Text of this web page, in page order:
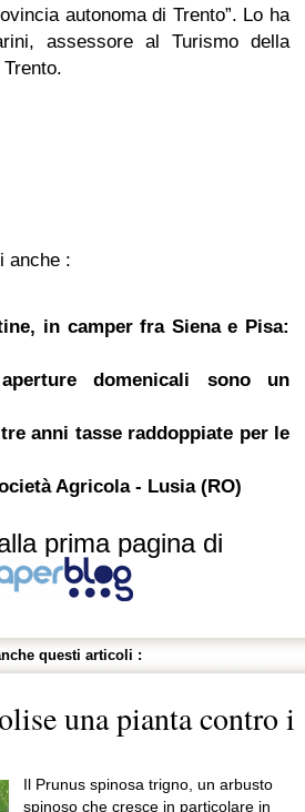
autonoma di Trento”. Lo ha
assessore al Turismo della
anche :
in camper fra Siena e Pisa:
domenicali sono un
anni tasse raddoppiate per le
Agricola - Lusia (RO)
prima pagina di
questi articoli :
una pianta contro i
Il Prunus spinosa trigno, un arbusto
spinoso che cresce in particolare in